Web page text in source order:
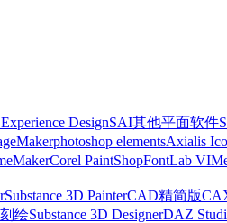
DesignSAI其他平面软件
photoshop elementsAxialis
Corel PaintShopFontLab VI
Substance 3D PainterCAD精简版
绘Substance 3D DesignerDAZ